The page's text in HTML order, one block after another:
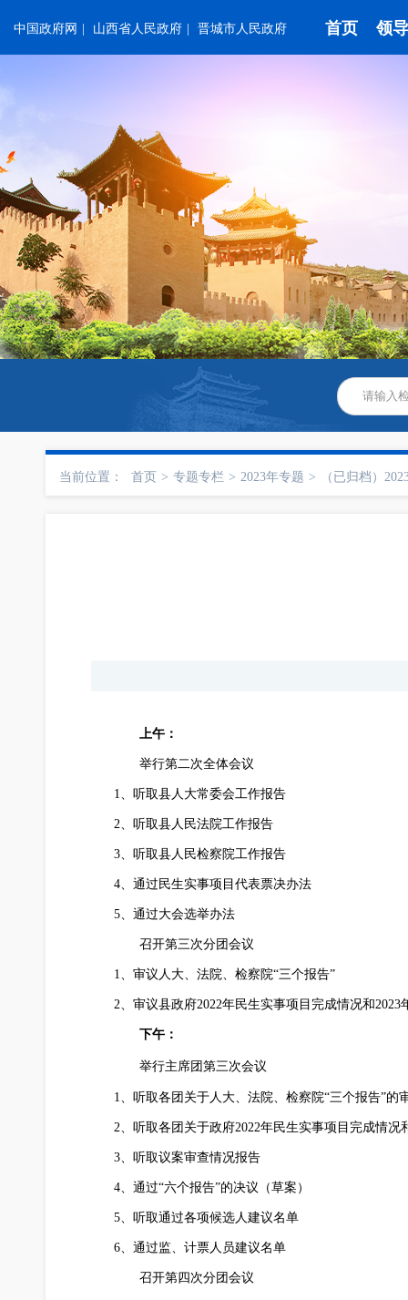
中国政府网 山西省人民政府 晋城市人民政府 首页 领
当前位置： 首页 > 专题专栏 > 2023年专题 > （已归档）
上午：
举行第二次全体会议
1、听取县人大常委会工作报告
2、听取县人民法院工作报告
3、听取县人民检察院工作报告
4、通过民生实事项目代表票决办法
5、通过大会选举办法
召开第三次分团会议
1、审议人大、法院、检察院“三个报告”
2、审议县政府2022年民生实事项目完成情况和
下午：
举行主席团第三次会议
1、听取各团关于人大、法院、检察院“三个报告”的
2、听取各团关于政府2022年民生实事项目完成情
3、听取议案审查情况报告
4、通过“六个报告”的决议（草案）
5、听取通过各项候选人建议名单
6、通过监、计票人员建议名单
召开第四次分团会议